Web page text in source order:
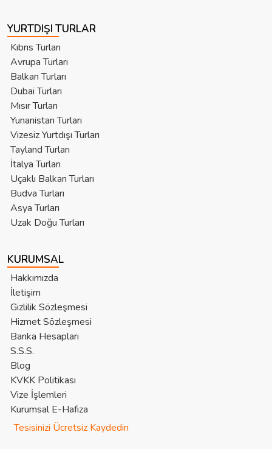
YURTDIŞI TURLAR
Kıbrıs Turları
Avrupa Turları
Balkan Turları
Dubai Turları
Mısır Turları
Yunanistan Turları
Vizesiz Yurtdışı Turları
Tayland Turları
İtalya Turları
Uçaklı Balkan Turları
Budva Turları
Asya Turları
Uzak Doğu Turları
KURUMSAL
Hakkımızda
İletişim
Gizlilik Sözleşmesi
Hizmet Sözleşmesi
Banka Hesapları
S.S.S.
Blog
KVKK Politikası
Vize İşlemleri
Kurumsal E-Hafıza
Tesisinizi Ücretsiz Kaydedin